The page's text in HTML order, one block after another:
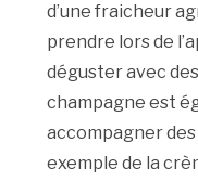
d’une fraicheur
prendre lors de
déguster avec
champagne est
accompagner
exemple de la